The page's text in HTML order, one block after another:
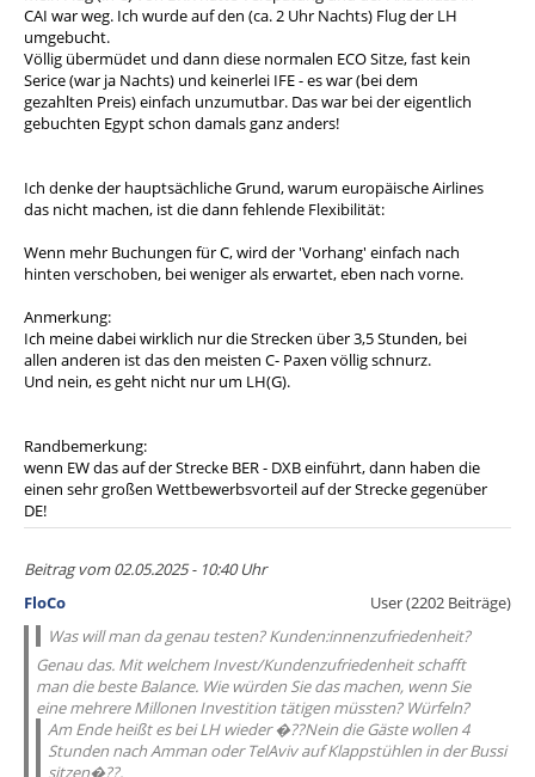
CAI war weg. Ich wurde auf den (ca. 2 Uhr Nachts) Flug der LH
umgebucht.
Völlig übermüdet und dann diese normalen ECO Sitze, fast kein
Serice (war ja Nachts) und keinerlei IFE - es war (bei dem
gezahlten Preis) einfach unzumutbar. Das war bei der eigentlich
gebuchten Egypt schon damals ganz anders!
Ich denke der hauptsächliche Grund, warum europäische Airlines
das nicht machen, ist die dann fehlende Flexibilität:
Wenn mehr Buchungen für C, wird der 'Vorhang' einfach nach
hinten verschoben, bei weniger als erwartet, eben nach vorne.
Anmerkung:
Ich meine dabei wirklich nur die Strecken über 3,5 Stunden, bei
allen anderen ist das den meisten C- Paxen völlig schnurz.
Und nein, es geht nicht nur um LH(G).
Randbemerkung:
wenn EW das auf der Strecke BER - DXB einführt, dann haben die
einen sehr großen Wettbewerbsvorteil auf der Strecke gegenüber
DE!
Beitrag vom 02.05.2025 - 10:40 Uhr
FloCo
User (2202 Beiträge)
Was will man da genau testen? Kunden:innenzufriedenheit?
Genau das. Mit welchem Invest/Kundenzufriedenheit schafft
man die beste Balance. Wie würden Sie das machen, wenn Sie
eine mehrere Millonen Investition tätigen müssten? Würfeln?
Am Ende heißt es bei LH wieder �??Nein die Gäste wollen 4
Stunden nach Amman oder TelAviv auf Klappstühlen in der Bussi
sitzen�??.